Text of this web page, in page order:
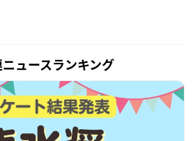
ュースランキング